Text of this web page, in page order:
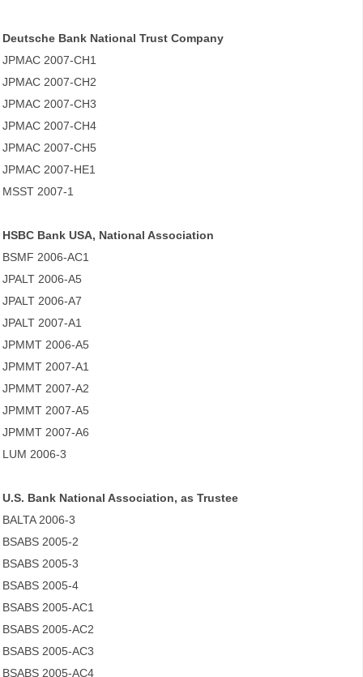
Deutsche Bank National Trust Company
JPMAC 2007-CH1
JPMAC 2007-CH2
JPMAC 2007-CH3
JPMAC 2007-CH4
JPMAC 2007-CH5
JPMAC 2007-HE1
MSST 2007-1
HSBC Bank USA, National Association
BSMF 2006-AC1
JPALT 2006-A5
JPALT 2006-A7
JPALT 2007-A1
JPMMT 2006-A5
JPMMT 2007-A1
JPMMT 2007-A2
JPMMT 2007-A5
JPMMT 2007-A6
LUM 2006-3
U.S. Bank National Association, as Trustee
BALTA 2006-3
BSABS 2005-2
BSABS 2005-3
BSABS 2005-4
BSABS 2005-AC1
BSABS 2005-AC2
BSABS 2005-AC3
BSABS 2005-AC4